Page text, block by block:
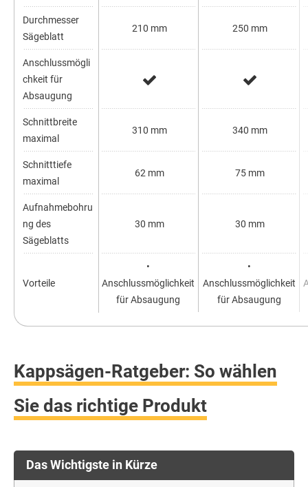
Durchmesser
Sägeblatt
Anschlussmögli
chkeit für
Absaugung
Schnittbreite
maximal
Schnitttiefe
maximal
Aufnahmebohru
ng des
Sägeblatts
Vorteile
210 mm
310 mm
62 mm
30 mm
•
Anschlussmöglichkeit
für Absaugung
250 mm
340 mm
75 mm
30 mm
•
Anschlussmöglichkeit
für Absaugung
Kappsägen-Ratgeber: So wählen
Sie das richtige Produkt
Das Wichtigste in Kürze